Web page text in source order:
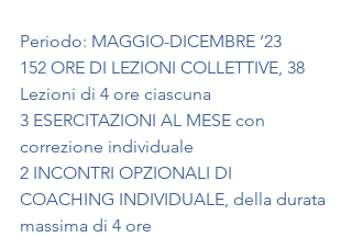
Periodo: MAGGIO-DICEMBRE ‘23
152 ORE DI LEZIONI COLLETTIVE, 38
Lezioni di 4 ore ciascuna
3 ESERCITAZIONI AL MESE con
correzione individuale
2 INCONTRI OPZIONALI DI
COACHING INDIVIDUALE, della durata
massima di 4 ore